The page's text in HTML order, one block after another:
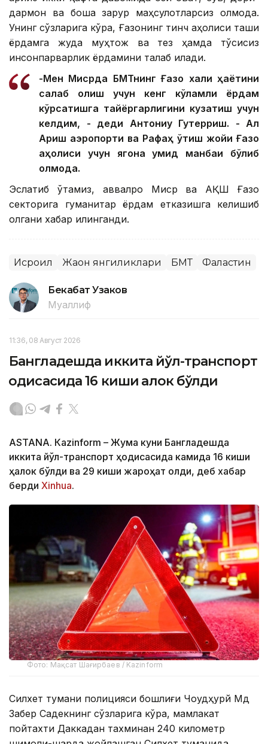
дармон ва бошқа зарур маҳсулотларсиз қолмоқда.
Унинг сўзларига кўра, Ғазонинг тинч аҳолиси ташқи
ёрдамга жуда муҳтож ва тез ҳамда тўсиқсиз
инсонпарварлик ёрдамини талаб қилади.
-Мен Мисрда БМТнинг Ғазо халқи ҳаётини
сақлаб қолиш учун кенг кўламли ёрдам
кўрсатишга тайёргарлигини кузатиш учун
келдим, - деди Антониу Гутерриш. - Ал
Ариш аэропорти ва Рафаҳ ўтиш жойи Ғазо
аҳолиси учун ягона умид манбаи бўлиб
қолмоқда.
Эслатиб ўтамиз, аввалроқ Миср ва АҚШ Ғазо
секторига гуманитар ёрдам етказишга келишиб
олгани хабар қилинганди.
Исроил Жаҳон янгиликлари БМТ Фаластин
Бекабат Узаков
Муаллиф
11:36, 08 Август 2026
Бангладешда иккита йўл-транспорт
ҳодисасида 16 киши ҳалок бўлди
ASTANА. Кazinform – Жума куни Бангладешда
иккита йўл-транспорт ҳодисасида камида 16 киши
ҳалок бўлди ва 29 киши жароҳат олди, деб хабар
берди Xinhua.
Фото: Мақсат Шағирбаев / Kazinform
Силхет тумани полицияси бошлиғи Чоудҳурй Мд
Забер Садекнинг сўзларига кўра, мамлакат
пойтахти Даккадан тахминан 240 километр